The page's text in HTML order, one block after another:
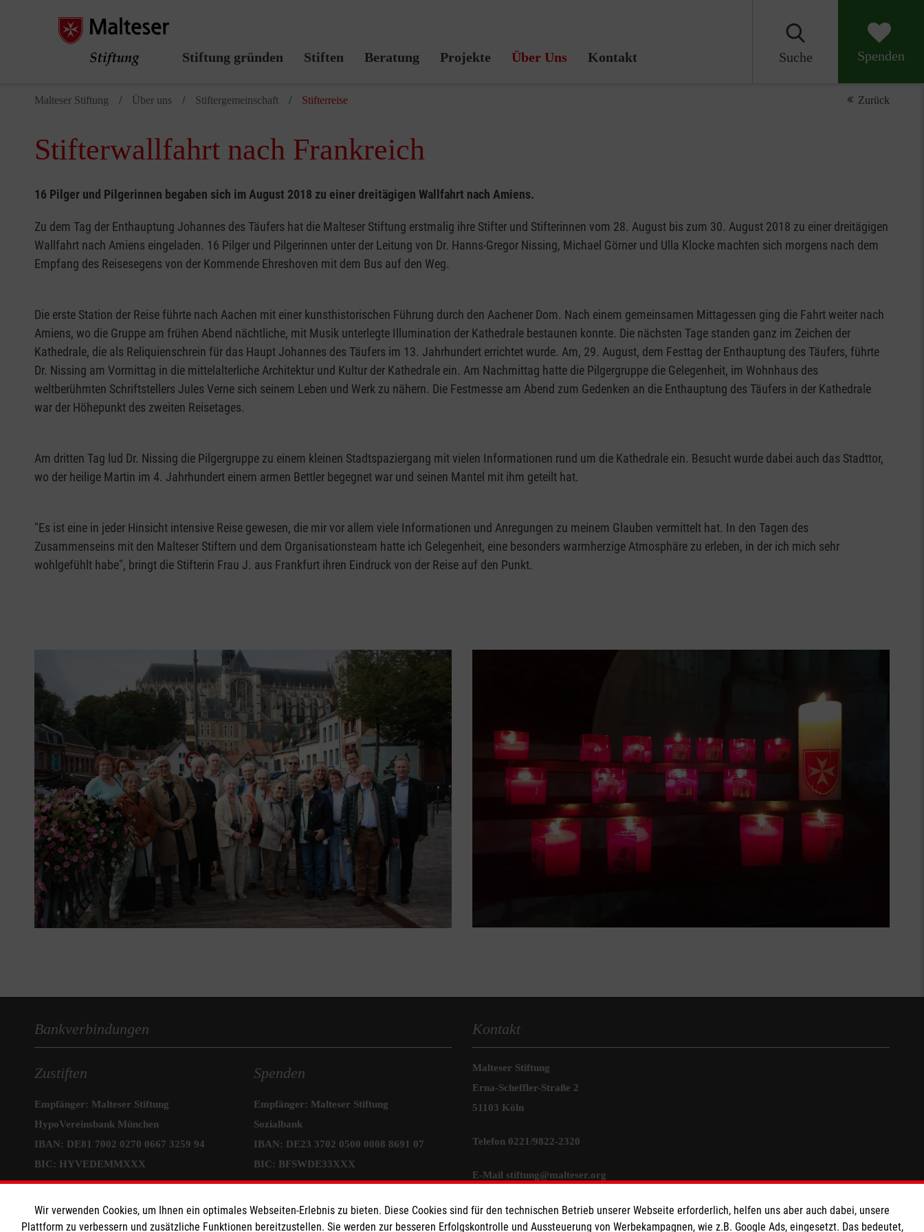
Stiftung gründen Stiften Beratung Projekte Über Uns Kontakt Suche Spenden
Malteser Stiftung Über uns Stiftergemeinschaft Stifterreise Zurück
Stifterwallfahrt nach Frankreich
16 Pilger und Pilgerinnen begaben sich im August 2018 zu einer dreitägigen Wallfahrt nach Amiens.
Zu dem Tag der Enthauptung Johannes des Täufers hat die Malteser Stiftung erstmalig ihre Stifter und Stifterinnen vom 28. August bis zum 30. August 2018 zu einer dreitägigen
Wallfahrt nach Amiens eingeladen. 16 Pilger und Pilgerinnen unter der Leitung von Dr. Hanns-Gregor Nissing, Michael Görner und Ulla Klocke machten sich morgens nach dem
Empfang des Reisesegens von der Kommende Ehreshoven mit dem Bus auf den Weg.
Die erste Station der Reise führte nach Aachen mit einer kunsthistorischen Führung durch den Aachener Dom. Nach einem gemeinsamen Mittagessen ging die Fahrt weiter nach
Amiens, wo die Gruppe am frühen Abend nächtliche, mit Musik unterlegte Illumination der Kathedrale bestaunen konnte. Die nächsten Tage standen ganz im Zeichen der
Kathedrale, die als Reliquienschrein für das Haupt Johannes des Täufers im 13. Jahrhundert errichtet wurde. Am, 29. August, dem Festtag der Enthauptung des Täufers, führte
Dr. Nissing am Vormittag in die mittelalterliche Architektur und Kultur der Kathedrale ein. Am Nachmittag hatte die Pilgergruppe die Gelegenheit, im Wohnhaus des
weltberühmten Schriftstellers Jules Verne sich seinem Leben und Werk zu nähern. Die Festmesse am Abend zum Gedenken an die Enthauptung des Täufers in der Kathedrale
war der Höhepunkt des zweiten Reisetages.
Am dritten Tag lud Dr. Nissing die Pilgergruppe zu einem kleinen Stadtspaziergang mit vielen Informationen rund um die Kathedrale ein. Besucht wurde dabei auch das Stadttor,
wo der heilige Martin im 4. Jahrhundert einem armen Bettler begegnet war und seinen Mantel mit ihm geteilt hat.
"Es ist eine in jeder Hinsicht intensive Reise gewesen, die mir vor allem viele Informationen und Anregungen zu meinem Glauben vermittelt hat. In den Tagen des
Zusammenseins mit den Malteser Stiftern und dem Organisationsteam hatte ich Gelegenheit, eine besonders warmherzige Atmosphäre zu erleben, in der ich mich sehr
wohlgefühlt habe", bringt die Stifterin Frau J. aus Frankfurt ihren Eindruck von der Reise auf den Punkt.
Bankverbindungen
Zustiften
Empfänger: Malteser Stiftung
HypoVereinsbank München
IBAN: DE81 7002 0270 0667 3259 94
BIC: HYVEDEMMXXX
Spenden
Empfänger: Malteser Stiftung
Sozialbank
IBAN: DE23 3702 0500 0008 8691 07
BIC: BFSWDE33XXX
Kontakt
Malteser Stiftung
Erna-Scheffler-Straße 2
51103 Köln
Telefon 0221/9822-2320
E-Mail stiftung@malteser.org
Informationen Transparenz
Wir verwenden Cookies, um Ihnen ein optimales Webseiten-Erlebnis zu bieten. Diese Cookies sind für den technischen Betrieb unserer Webseite erforderlich, helfen uns aber auch dabei, unsere
Plattform zu verbessern und zusätzliche Funktionen bereitzustellen. Sie werden zur besseren Erfolgskontrolle und Aussteuerung von Werbekampagnen, wie z.B. Google Ads, eingesetzt. Das bedeutet,